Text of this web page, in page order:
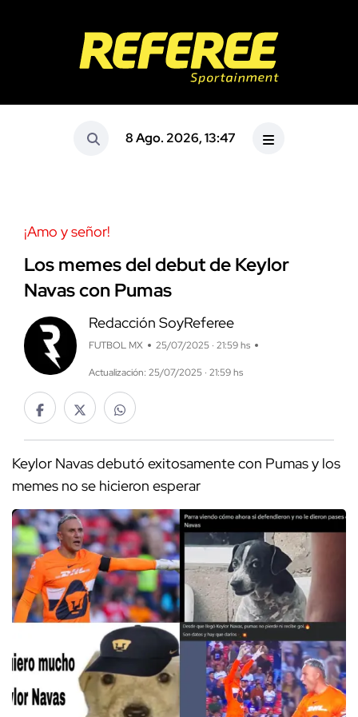
8 Ago. 2026, 13:47
¡Amo y señor!
Los memes del debut de Keylor
Navas con Pumas
Redacción SoyReferee
FUTBOL MX 25/07/2025 · 21:59 hs
Actualización: 25/07/2025 · 21:59 hs
Keylor Navas debutó exitosamente con Pumas y los
memes no se hicieron esperar